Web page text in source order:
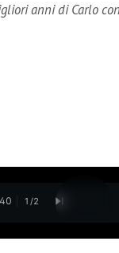
anni di Carlo
1 /2